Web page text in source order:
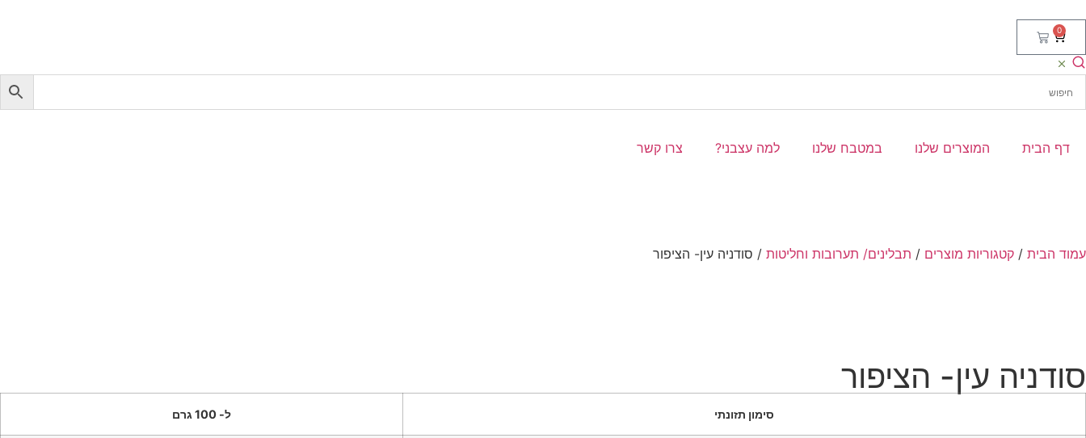
0
דף הבית המוצרים שלנו במטבח שלנו למה עצבני? צרו קשר
עמוד הבית / קטגוריות מוצרים / תבלינים/ תערובות וחליטות / סודניה עין- הציפור
סודניה עין- הציפור
סימון תזונתי ל- 100 גרם